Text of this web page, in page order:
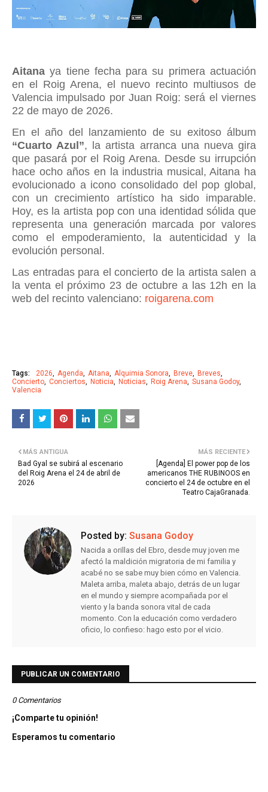
Aitana ya tiene fecha para su primera actuación
en el Roig Arena, el nuevo recinto multiusos de
Valencia impulsado por Juan Roig: será el viernes
22 de mayo de 2026.
En el año del lanzamiento de su exitoso álbum
“Cuarto Azul”, la artista arranca una nueva gira
que pasará por el Roig Arena. Desde su irrupción
hace ocho años en la industria musical, Aitana ha
evolucionado a icono consolidado del pop global,
con un crecimiento artístico ha sido imparable.
Hoy, es la artista pop con una identidad sólida que
representa una generación marcada por valores
como el empoderamiento, la autenticidad y la
evolución personal.
Las entradas para el concierto de la artista salen a
la venta el próximo 23 de octubre a las 12h en la
web del recinto valenciano: roigarena.com
Tags: 2026 Agenda Aitana Alquimia Sonora Breve
Breves
Concierto Conciertos Noticia Noticias Roig Arena
Susana Godoy
Valencia
MÁS RECIENTE
[Agenda] El power pop de los
americanos THE RUBINOOS en
concierto el 24 de octubre en el
Teatro CajaGranada.
MÁS ANTIGUA
Bad Gyal se subirá al escenario
del Roig Arena el 24 de abril de
2026
Posted by: Susana Godoy
Nacida a orillas del Ebro, desde muy joven me
afectó la maldición migratoria de mi familia y
acabé no se sabe muy bien cómo en Valencia.
Maleta arriba, maleta abajo, detrás de un lugar
en el mundo y siempre acompañada por el
viento y la banda sonora vital de cada
momento. Con la educación como verdadero
oficio, lo confieso: hago esto por el vicio.
PUBLICAR UN COMENTARIO
0 Comentarios
¡Comparte tu opinión!
Esperamos tu comentario